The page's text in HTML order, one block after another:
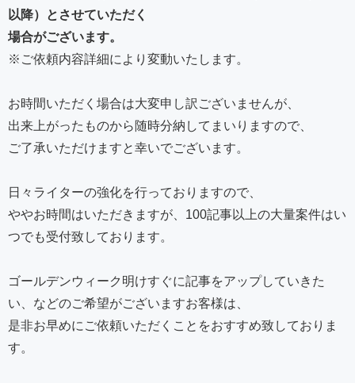
以降）とさせていただく
場合がございます。
※ご依頼内容詳細により変動いたします。
お時間いただく場合は大変申し訳ございませんが、
出来上がったものから随時分納してまいりますので、
ご了承いただけますと幸いでございます。
日々ライターの強化を行っておりますので、
ややお時間はいただきますが、100記事以上の大量案件はい
つでも受付致しております。
ゴールデンウィーク明けすぐに記事をアップしていきた
い、などのご希望がございますお客様は、
是非お早めにご依頼いただくことをおすすめ致しておりま
す。